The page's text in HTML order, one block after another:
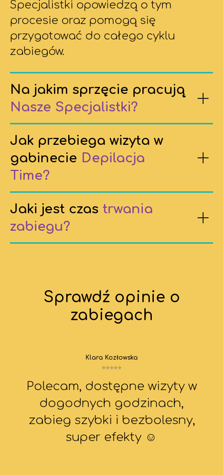
Specjalistki opowiedzą o tym
procesie oraz pomogą się
przygotować do całego cyklu
zabiegów.
Na jakim sprzęcie pracują
Nasze Specjalistki?
Jak przebiega wizyta w
gabinecie Depilacja
Time?
Jaki jest czas trwania
zabiegu?
Sprawdź opinie o
zabiegach
Klara Kozłowska
⭐⭐⭐⭐⭐
Polecam, dostępne wizyty w
dogodnych godzinach,
zabieg szybki i bezbolesny,
super efekty ☺️